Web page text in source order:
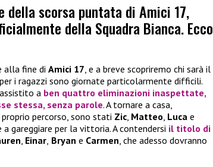
della scorsa puntata di Amici 17,
della Squadra Bianca. Ecco
alla fine di Amici 17, e a breve scopriremo chi sarà il
i ragazzi sono giornate particolarmente difficili.
a ben quattro eliminazioni inaspettate,
stessa, senza parole. A tornare a casa,
percorso, sono stati Zic, Matteo, Luca e
gareggiare per la vittoria. A contendersi il titolo di
, Einar, Bryan e Carmen, che adesso dovranno